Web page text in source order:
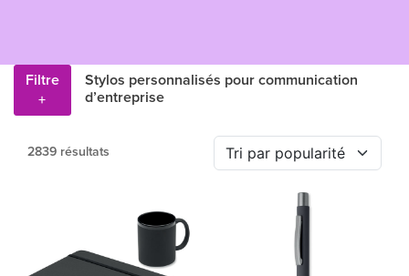
Filtre
+
Stylos personnalisés pour communication
d’entreprise
2839 résultats